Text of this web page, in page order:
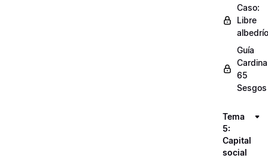
Caso:
Libre
albedrío
Guía
65
Sesgos
Tema
5:
Capital
social